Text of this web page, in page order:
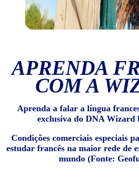
APRENDA
COM A
Aprenda a falar a língua
exclusiva do DNA Wizard
Condições comerciais especiais
estudar francês na maior rede de
mundo (Fonte: